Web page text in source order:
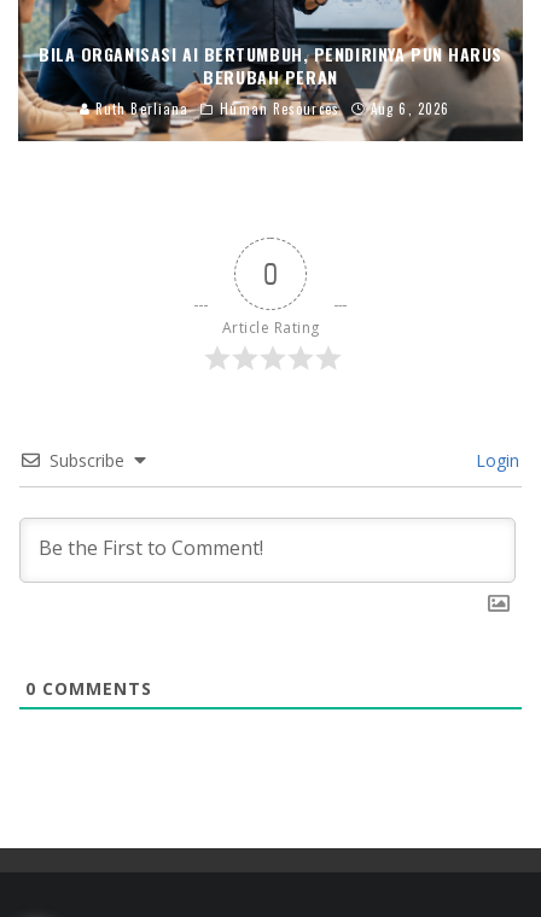
BILA ORGANISASI AI BERTUMBUH, PENDIRINYA PUN HARUS
BERUBAH PERAN
Ruth Berliana Human Resources Aug 6, 2026
0
Article Rating
Subscribe Login
0 COMMENTS